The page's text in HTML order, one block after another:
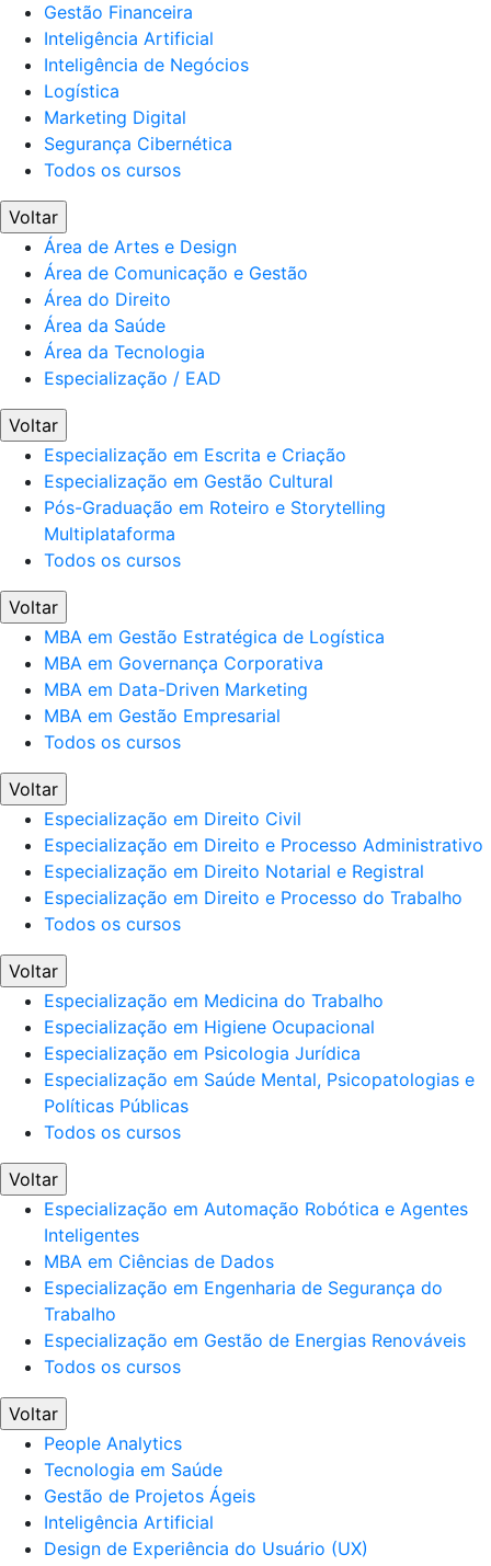
Gestão Financeira
Inteligência Artificial
Inteligência de Negócios
Logística
Marketing Digital
Segurança Cibernética
Todos os cursos
Voltar
Área de Artes e Design
Área de Comunicação e Gestão
Área do Direito
Área da Saúde
Área da Tecnologia
Especialização / EAD
Voltar
Especialização em Escrita e Criação
Especialização em Gestão Cultural
Pós-Graduação em Roteiro e Storytelling
Multiplataforma
Todos os cursos
Voltar
MBA em Gestão Estratégica de Logística
MBA em Governança Corporativa
MBA em Data-Driven Marketing
MBA em Gestão Empresarial
Todos os cursos
Voltar
Especialização em Direito Civil
Especialização em Direito e Processo Administrativo
Especialização em Direito Notarial e Registral
Especialização em Direito e Processo do Trabalho
Todos os cursos
Voltar
Especialização em Medicina do Trabalho
Especialização em Higiene Ocupacional
Especialização em Psicologia Jurídica
Especialização em Saúde Mental, Psicopatologias e
Políticas Públicas
Todos os cursos
Voltar
Especialização em Automação Robótica e Agentes
Inteligentes
MBA em Ciências de Dados
Especialização em Engenharia de Segurança do
Trabalho
Especialização em Gestão de Energias Renováveis
Todos os cursos
Voltar
People Analytics
Tecnologia em Saúde
Gestão de Projetos Ágeis
Inteligência Artificial
Design de Experiência do Usuário (UX)